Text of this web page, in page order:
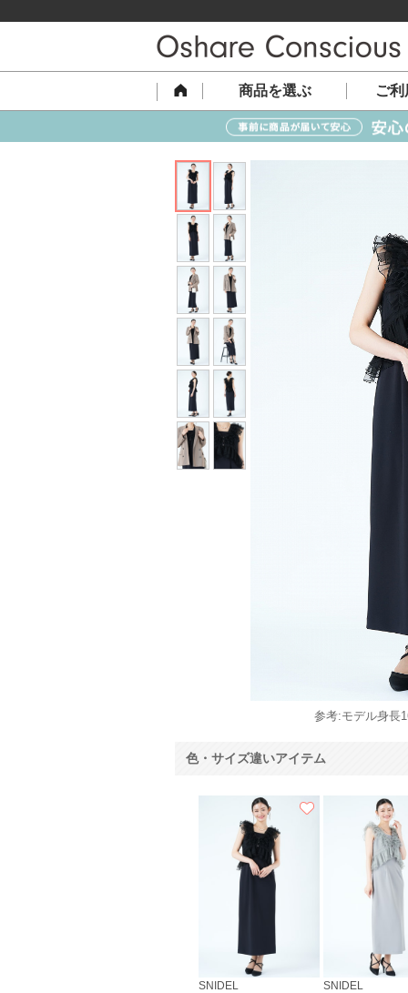
商品を選ぶ ご
参考:モデル身長
色・サイズ違いアイテム
SNIDEL SNIDEL